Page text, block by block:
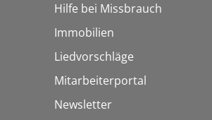
Hilfe bei Missbrauch
Immobilien
Liedvorschläge
Mitarbeiterportal
Newsletter